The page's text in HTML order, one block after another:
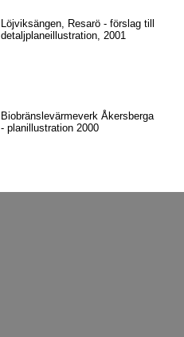
Löjviksängen, Resarö - förslag till
detaljplaneillustration, 2001
Biobränslevärmeverk Åkersberga
- planillustration 2000